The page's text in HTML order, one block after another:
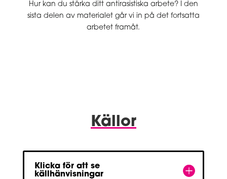
Hur kan du stärka ditt antirasistiska arbete? I den
sista delen av materialet går vi in på det fortsatta
arbetet framåt.
Källor
Klicka för att se
källhänvisningar